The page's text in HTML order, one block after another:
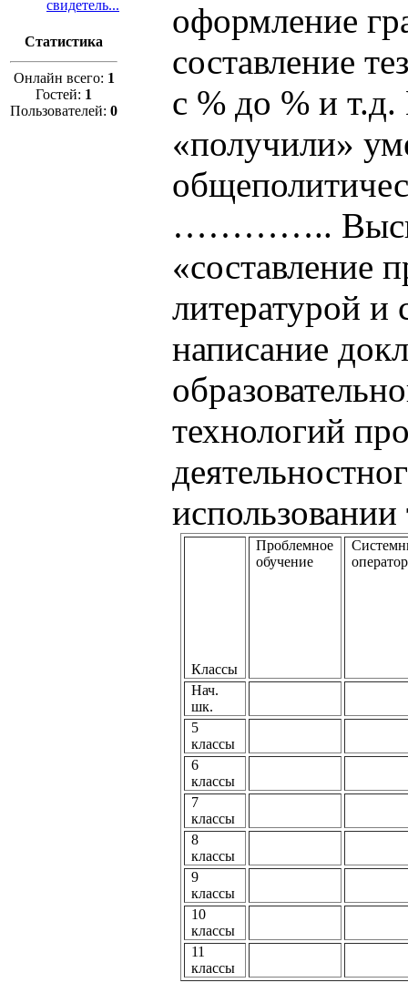
свидетель...
Статистика
Онлайн всего: 1
Гостей: 1
Пользователей: 0
оформление
составление
с % до % и
«получили»
…………..
«составление
литературой и
написание
технологий
Классы
Проблемное
обучение
оператор
Нач.
шк.
5
классы
6
классы
7
классы
8
классы
9
классы
10
классы
11
классы